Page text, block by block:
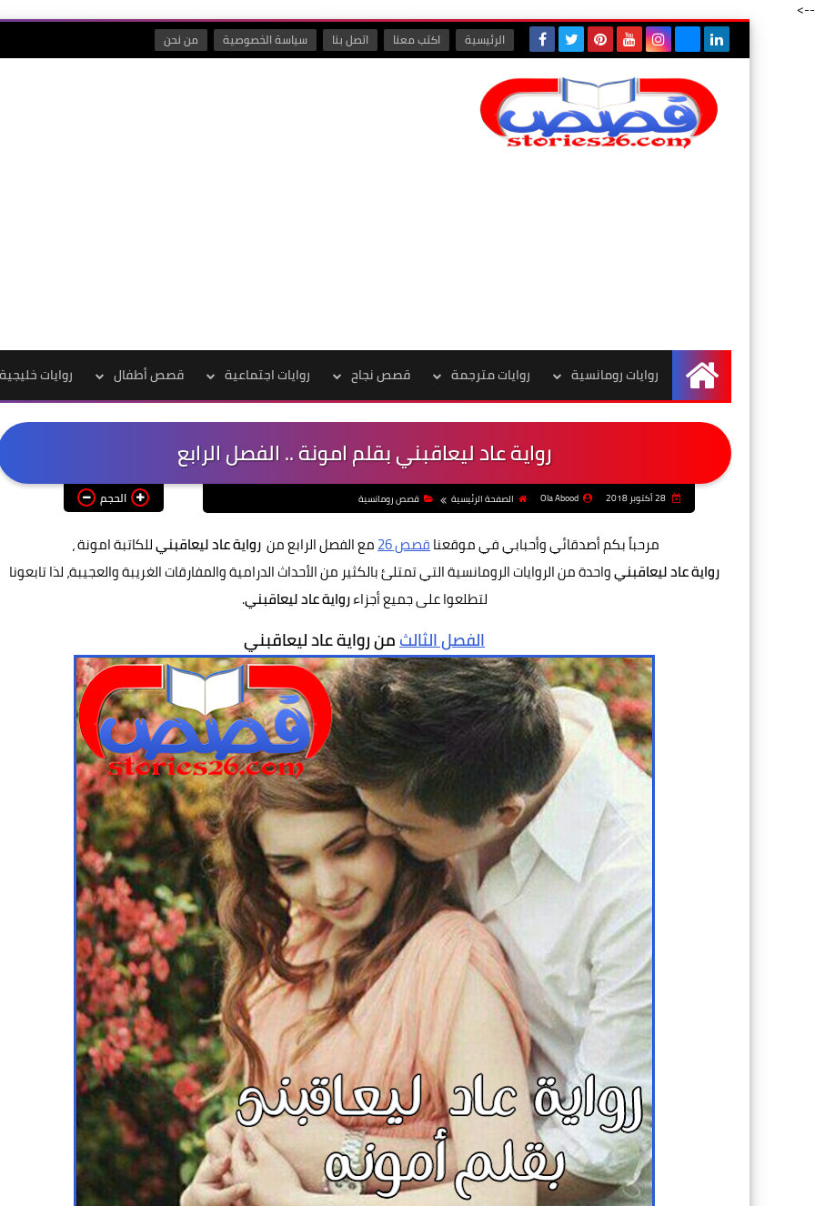
-->
الرئيسية اكتب معنا اتصل بنا سياسة الخصوصية من نحن
الرئيسية
روايات رومانسية روايات مترجمة قصص نجاح روايات اجتماعية قصص أطفال روايات خليجية
رواية عاد ليعاقبني بقلم امونة .. الفصل الرابع
28 أكتوبر 2018 Ola Abood الصفحة الرئيسية قصص رومانسية الحجم
مرحباً بكم أصدقائي وأحبابي في موقعناقصص 26 مع الفصل الرابع من رواية عاد ليعاقبنيللكاتبة امونة ،
رواية عاد ليعاقبنيواحدة من الروايات الرومانسية التي تمتلئ بالكثير من الأحداث الدرامية والمفارقات الغريبة والعجيبة، لذا تابعونا
لتطلعوا على جميع أجزاءرواية عاد ليعاقبني.
الفصل الثالثمن رواية عاد ليعاقبني